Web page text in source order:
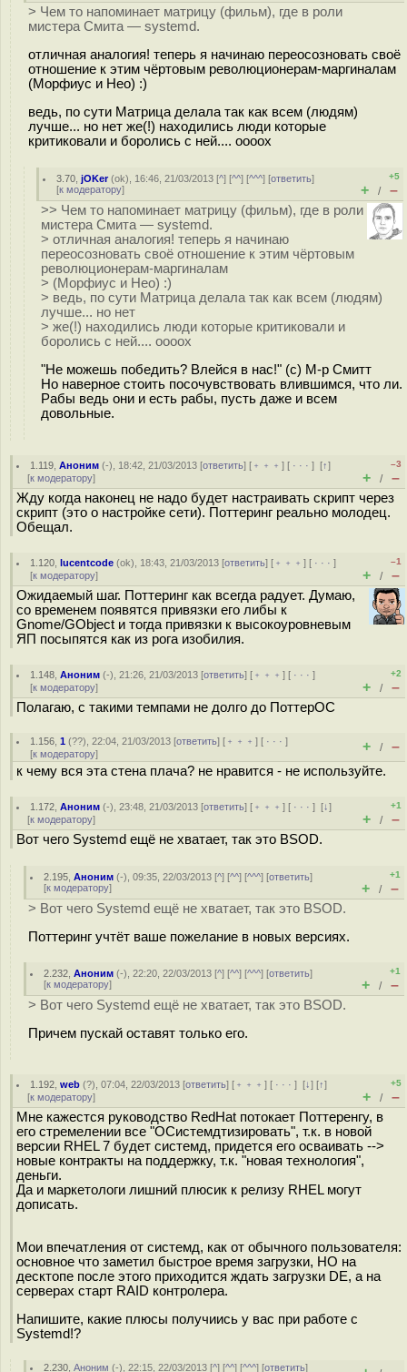
> Чем то напоминает матрицу (фильм), где в роли
мистера Смита — systemd.
отличная аналогия! теперь я начинаю переосозновать своё
отношение к этим чёртовым революционерам-маргиналам
(Морфиус и Нео) :)
ведь, по сути Матрица делала так как всем (людям)
лучше... но нет же(!) находились люди которые
критиковали и боролись с ней.... оооох
3.70 ,jOKer(ok), 16:46, 21/03/2013 [^] [^^] [^^^] [ответить]
[к модератору]
+5
+ / –
>> Чем то напоминает матрицу (фильм), где в роли
мистера Смита — systemd.
> отличная аналогия! теперь я начинаю
переосозновать своё отношение к этим чёртовым
революционерам-маргиналам
> (Морфиус и Нео) :)
> ведь, по сути Матрица делала так как всем (людям)
лучше... но нет
> же(!) находились люди которые критиковали и
боролись с ней.... оооох
"Не можешь победить? Влейся в нас!" (с) М-р Смитт
Но наверное стоить посочувствовать влившимся, что ли.
Рабы ведь они и есть рабы, пусть даже и всем
довольные.
1.119 ,Аноним (-), 18:42, 21/03/2013 [ответить] [ ﹢﹢﹢] [ · · ·][↑]
[к модератору]
–3
+ / –
Жду когда наконец не надо будет настраивать скрипт через
скрипт (это о настройке сети). Поттеринг реально молодец.
Обещал.
1.120 ,lucentcode (ok), 18:43, 21/03/2013 [ответить] [ ﹢﹢﹢] [ · · ·]
[к модератору]
–1
+ / –
Ожидаемый шаг. Поттеринг как всегда радует. Думаю,
со временем появятся привязки его либы к
Gnome/GObject и тогда привязки к высокоуровневым
ЯП посыпятся как из рога изобилия.
1.148 ,Аноним (-), 21:26, 21/03/2013 [ответить] [ ﹢﹢﹢] [ · · ·]
[к модератору]
+2
+ / –
Полагаю, с такими темпами не долго до ПоттерОС
1.156 ,1 (??), 22:04, 21/03/2013 [ответить] [ ﹢﹢﹢] [ · · ·]
[к модератору] + / –
к чему вся эта стена плача? не нравится - не используйте.
1.172 ,Аноним (-), 23:48, 21/03/2013 [ответить] [ ﹢﹢﹢] [ · · ·][↓]
[к модератору]
+1
+ / –
Вот чего Systemd ещё не хватает, так это BSOD.
2.195 ,Аноним (-), 09:35, 22/03/2013 [^] [^^] [^^^] [ответить]
[к модератору]
+1
+ / –
> Вот чего Systemd ещё не хватает, так это BSOD.
Поттеринг учтёт ваше пожелание в новых версиях.
2.232 ,Аноним (-), 22:20, 22/03/2013 [^] [^^] [^^^] [ответить]
[к модератору]
+1
+ / –
> Вот чего Systemd ещё не хватает, так это BSOD.
Причем пускай оставят только его.
1.192 ,web (?), 07:04, 22/03/2013 [ответить] [ ﹢﹢﹢] [ · · ·][↓] [↑]
[к модератору]
+5
+ / –
Мне кажестся руководство RedHat потокает Поттеренгу, в
его стремелении все "ОСистемдтизировать", т.к. в новой
версии RHEL 7 будет системд, придется его осваивать -->
новые контракты на поддержку, т.к. "новая технология",
деньги.
Да и маркетологи лишний плюсик к релизу RHEL могут
дописать.
Мои впечатления от системд, как от обычного пользователя:
основное что заметил быстрое время загрузки, НО на
десктопе после этого приходится ждать загрузки DE, а на
серверах старт RAID контролера.
Напишите, какие плюсы получиись у вас при работе с
Systemd!?
2.230 ,Аноним (-), 22:15, 22/03/2013 [^] [^^] [^^^] [ответить]